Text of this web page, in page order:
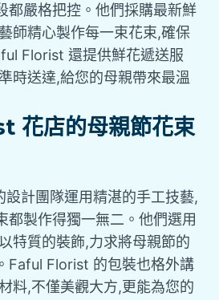
都嚴格把控。他們採購最新鮮
師精心製作每一束花束,確保
Florist 還提供鮮花遞送服
時送達,給您的母親帶來最溫
花店的母親節花束
計團隊運用精湛的手工技藝,
都製作得獨一無二。他們選用
特質的裝飾,力求將母親節的
Faful Florist 的包裝也格外講
料,不僅美觀大方,更能為您的